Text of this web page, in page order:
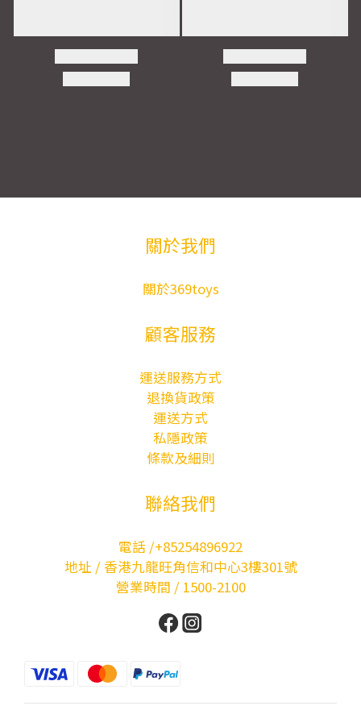
關於我們
關於369toys
顧客服務
運送服務方式
退換貨政策
運送方式
私隱政策
條款及細則
聯絡我們
電話 /+85254896922
地址 / 香港九龍旺角信和中心3樓301號
營業時間 / 1500-2100